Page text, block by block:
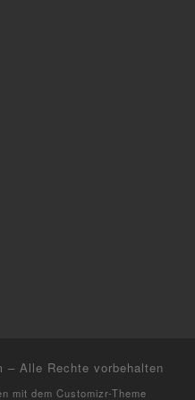
– Alle Rechte vorbehalten
mit dem Customizr-Theme